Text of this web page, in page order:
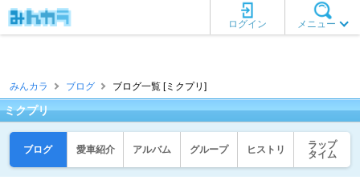
メニュー
ログイン
みんカラ ブログ ブログ一覧 [ミクプリ]
ミクプリ
ブログ 愛車紹介 アルバム グループ ヒストリ
ラップ
タイム